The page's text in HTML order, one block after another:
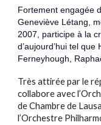
Fortement engagée
Geneviève Létang,
2007, participe à la
d’aujourd’hui tel
Ferneyhough,
Très attirée par le
collabore avec
de Chambre de
l’Orchestre